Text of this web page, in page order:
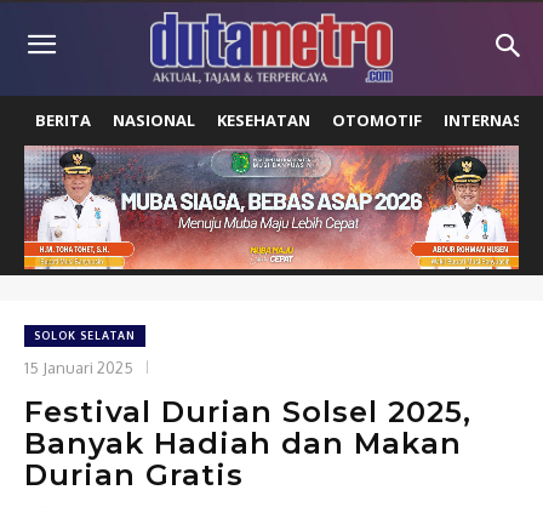
BERITA NASIONAL KESEHATAN OTOMOTIF
SOLOK SELATAN
15 Januari 2025
Festival Durian Solsel 2025,
Banyak Hadiah dan Makan
Durian Gratis